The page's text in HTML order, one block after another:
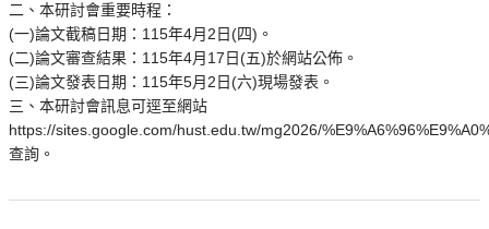
二、本研討會重要時程：
(一)論文截稿日期：115年4月2日(四)。
(二)論文審查結果：115年4月17日(五)於網站公佈。
(三)論文發表日期：115年5月2日(六)現場發表。
三、本研討會訊息可逕至網站
https://sites.google.com/hust.edu.tw/mg2026/
查詢。